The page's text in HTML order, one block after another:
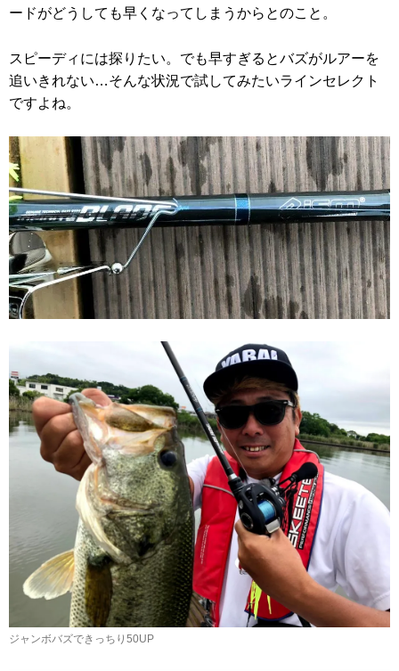
ードがどうしても早くなってしまうからとのこと。
スピーディには探りたい。でも早すぎるとバズがルアーを
追いきれない…そんな状況で試してみたいラインセレクト
ですよね。
ジャンボバズできっちり50UP